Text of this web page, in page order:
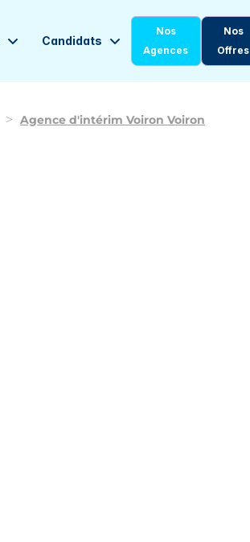
Candidats
Nos
Agences
Nos
Offres
Agence d'intérim Voiron Voiron